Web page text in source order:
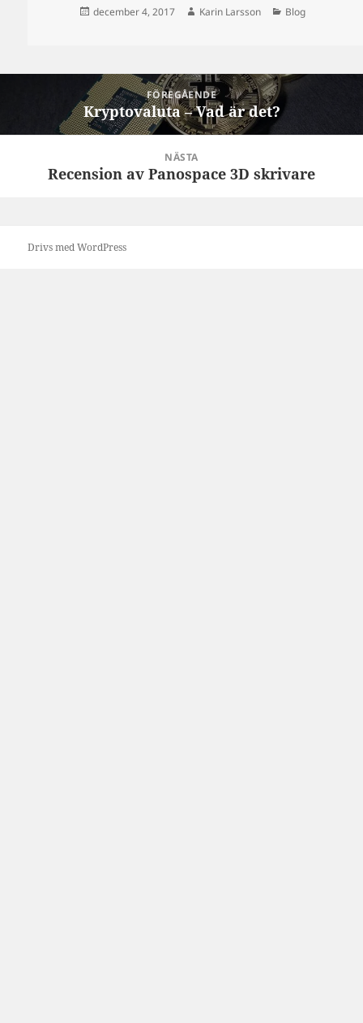
Postat
december 4, 2017 Författare
Karin Larsson Kategorier
Blog
Inläggsnavigering
FÖREGÅENDE
Föregående
inlägg:
Kryptovaluta – Vad är det?
NÄSTA
NästaRecension av Panospace 3D skrivare
Drivs med WordPress